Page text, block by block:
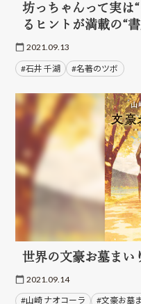
坊っちゃんって実は
るヒントが満載の“
2021.09.13
#石井 千湖 #名著のツボ
世界の文豪お墓ま
2021.09.14
#山崎 ナオコーラ #文豪お墓